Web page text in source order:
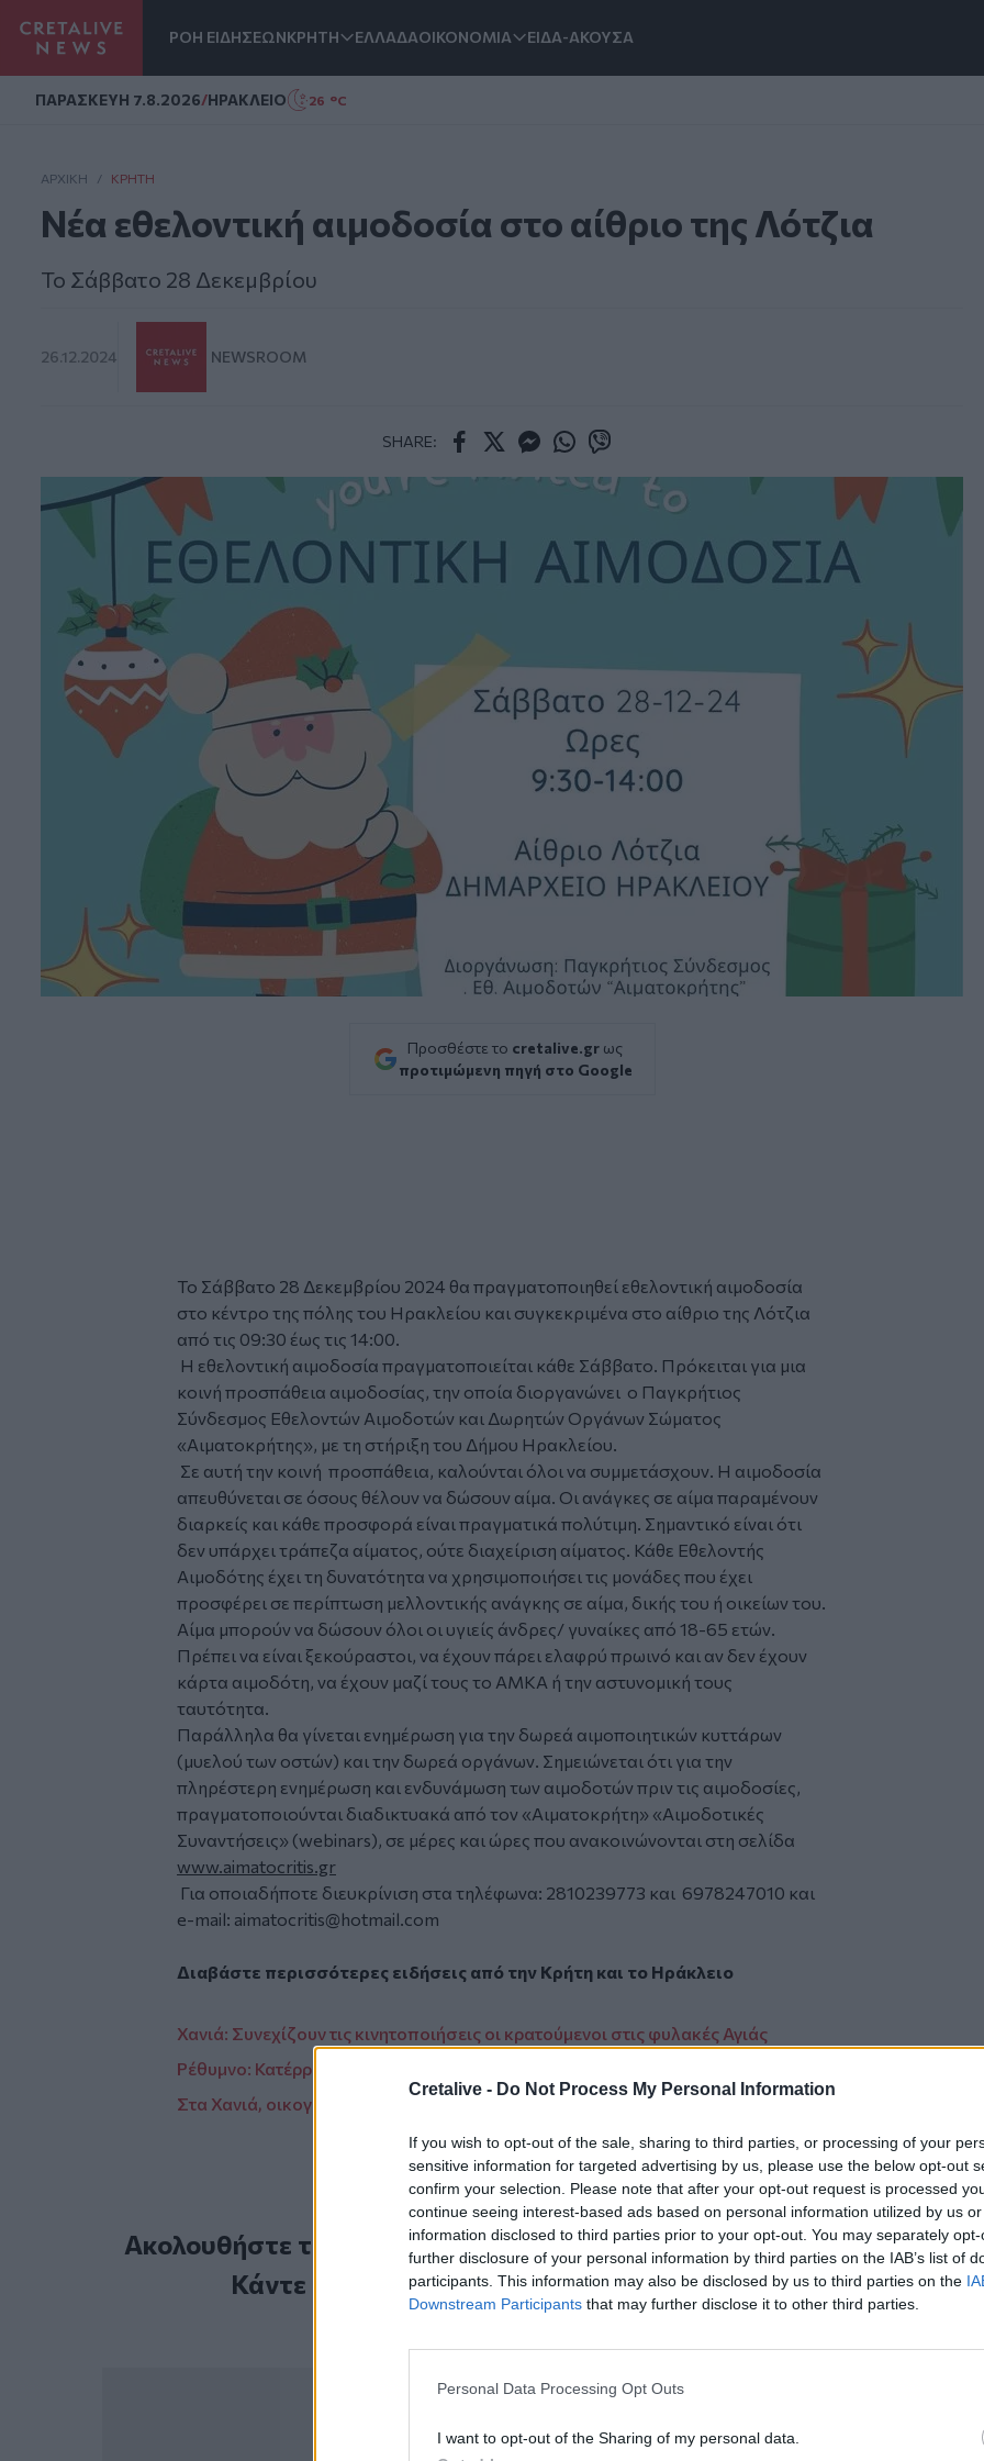
Cretalive - Do Not Process My Personal Information
If you wish to opt-out of the sale, sharing to third parties, or processing of your
sensitive information for targeted advertising by us, please use the below opt-out
confirm your selection. Please note that after your opt-out request is processed
continue seeing interest-based ads based on personal information utilized by us
information disclosed to third parties prior to your opt-out. You may separately
further disclosure of your personal information by third parties on the IAB’s list of
participants. This information may also be disclosed by us to third parties on the
Downstream Participants that may further disclose it to other third parties.
Personal Data Processing Opt Outs
I want to opt-out of the Sharing of my personal data.
ΡΟΗ ΕΙΔΗΣΕΩΝΚΡΗΤΗ ΕΛΛΑΔΑΟΙΚΟΝΟΜΙΑ ΕΙΔΑ-ΑΚΟΥΣΑ
ΠΑΡΑΣΚΕΥΗ 7.8.2026/ΗΡΑΚΛΕΙΟ 26 °C
ΑΡΧΙΚΗ / ΚΡΉΤΗ
Νέα εθελοντική αιμοδοσία στο αίθριο της Λότζια
Το Σάββατο 28 Δεκεμβρίου
26.12.2024 NEWSROOM
SHARE:
Προσθέστε το cretalive.gr ως
προτιμώμενη πηγή στο Google
Το Σάββατο 28 Δεκεμβρίου 2024 θα πραγματοποιηθεί εθελοντική αιμοδοσία
στο κέντρο της πόλης του Ηρακλείου και συγκεκριμένα στο αίθριο της Λότζια
από τις 09:30 έως τις 14:00.
Η εθελοντική αιμοδοσία πραγματοποιείται κάθε Σάββατο. Πρόκειται για μια
κοινή προσπάθεια αιμοδοσίας, την οποία διοργανώνει ο Παγκρήτιος
Σύνδεσμος Εθελοντών Αιμοδοτών και Δωρητών Οργάνων Σώματος
«Αιματοκρήτης», με τη στήριξη του Δήμου Ηρακλείου.
Σε αυτή την κοινή προσπάθεια, καλούνται όλοι να συμμετάσχουν. Η αιμοδοσία
απευθύνεται σε όσους θέλουν να δώσουν αίμα. Οι ανάγκες σε αίμα παραμένουν
διαρκείς και κάθε προσφορά είναι πραγματικά πολύτιμη. Σημαντικό είναι ότι
δεν υπάρχει τράπεζα αίματος, ούτε διαχείριση αίματος. Κάθε Εθελοντής
Αιμοδότης έχει τη δυνατότητα να χρησιμοποιήσει τις μονάδες που έχει
προσφέρει σε περίπτωση μελλοντικής ανάγκης σε αίμα, δικής του ή οικείων του.
Αίμα μπορούν να δώσουν όλοι οι υγιείς άνδρες/ γυναίκες από 18-65 ετών.
Πρέπει να είναι ξεκούραστοι, να έχουν πάρει ελαφρύ πρωινό και αν δεν έχουν
κάρτα αιμοδότη, να έχουν μαζί τους το ΑΜΚΑ ή την αστυνομική τους
ταυτότητα.
Παράλληλα θα γίνεται ενημέρωση για την δωρεά αιμοποιητικών κυττάρων
(μυελού των οστών) και την δωρεά οργάνων. Σημειώνεται ότι για την
πληρέστερη ενημέρωση και ενδυνάμωση των αιμοδοτών πριν τις αιμοδοσίες,
πραγματοποιούνται διαδικτυακά από τον «Αιματοκρήτη» «Αιμοδοτικές
Συναντήσεις» (webinars), σε μέρες και ώρες που ανακοινώνονται στη σελίδα
www.aimatocritis.gr
Για οποιαδήποτε διευκρίνιση στα τηλέφωνα: 2810239773 και 6978247010 και
e-mail: aimatocritis@hotmail.com
Διαβάστε περισσότερες ειδήσεις από την Κρήτη και το Ηράκλειο
Χανιά: Συνεχίζουν τις κινητοποιήσεις οι κρατούμενοι στις φυλακές Αγιάς
Ρέθυμνο: Κατέρρευσε τμήμα μπαλκονιού
Στα Χανιά, οικογενειακώς, ο Πρωθυπουργός για τις γιορτές
Ακολουθήστε το Cretalive στοGoogle Newsκαι στοFacebook
Κάντε εγγραφή στο κανάλι μας στοYouTube